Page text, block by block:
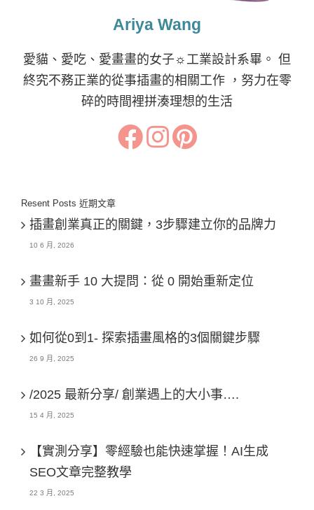
Ariya Wang
愛貓、愛吃、愛畫畫的女子☼工業設計系畢。 但
終究不務正業的從事插畫的相關工作 ，努力在零
碎的時間裡拼湊理想的生活
Resent Posts 近期文章
插畫創業真正的關鍵，3步驟建立你的品牌力
10 6 月, 2026
畫畫新手 10 大提問：從 0 開始重新定位
3 10 月, 2025
如何從0到1- 探索插畫風格的3個關鍵步驟
26 9 月, 2025
/2025 最新分享/ 創業遇上的大小事….
15 4 月, 2025
【實測分享】零經驗也能快速掌握！AI生成
SEO文章完整教學
22 3 月, 2025